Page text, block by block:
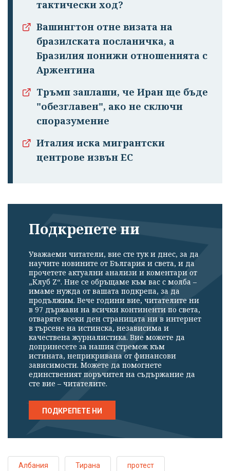
тактически ход?
Вашингтон отне визата на
бразилската посланичка, а
Бразилия понижи отношенията с
Аржентина
Тръмп заплаши, че Иран ще бъде
"обезглавен", ако не сключи
споразумение
Италия иска мигрантски
центрове извън ЕС
Подкрепете ни
Уважаеми читатели, вие сте тук и днес, за да
научите новините от България и света, и да
прочетете актуални анализи и коментари от
„Клуб Z“. Ние се обръщаме към вас с молба –
имаме нужда от вашата подкрепа, за да
продължим. Вече години вие, читателите ни
в 97 държави на всички континенти по света,
отваряте всеки ден страницата ни в интернет
в търсене на истинска, независима и
качествена журналистика. Вие можете да
допринесете за нашия стремеж към
истината, неприкривана от финансови
зависимости. Можете да помогнете
единственият поръчител на съдържание да
сте вие – читателите.
ПОДКРЕПЕТЕ НИ
Албания Тирана протест